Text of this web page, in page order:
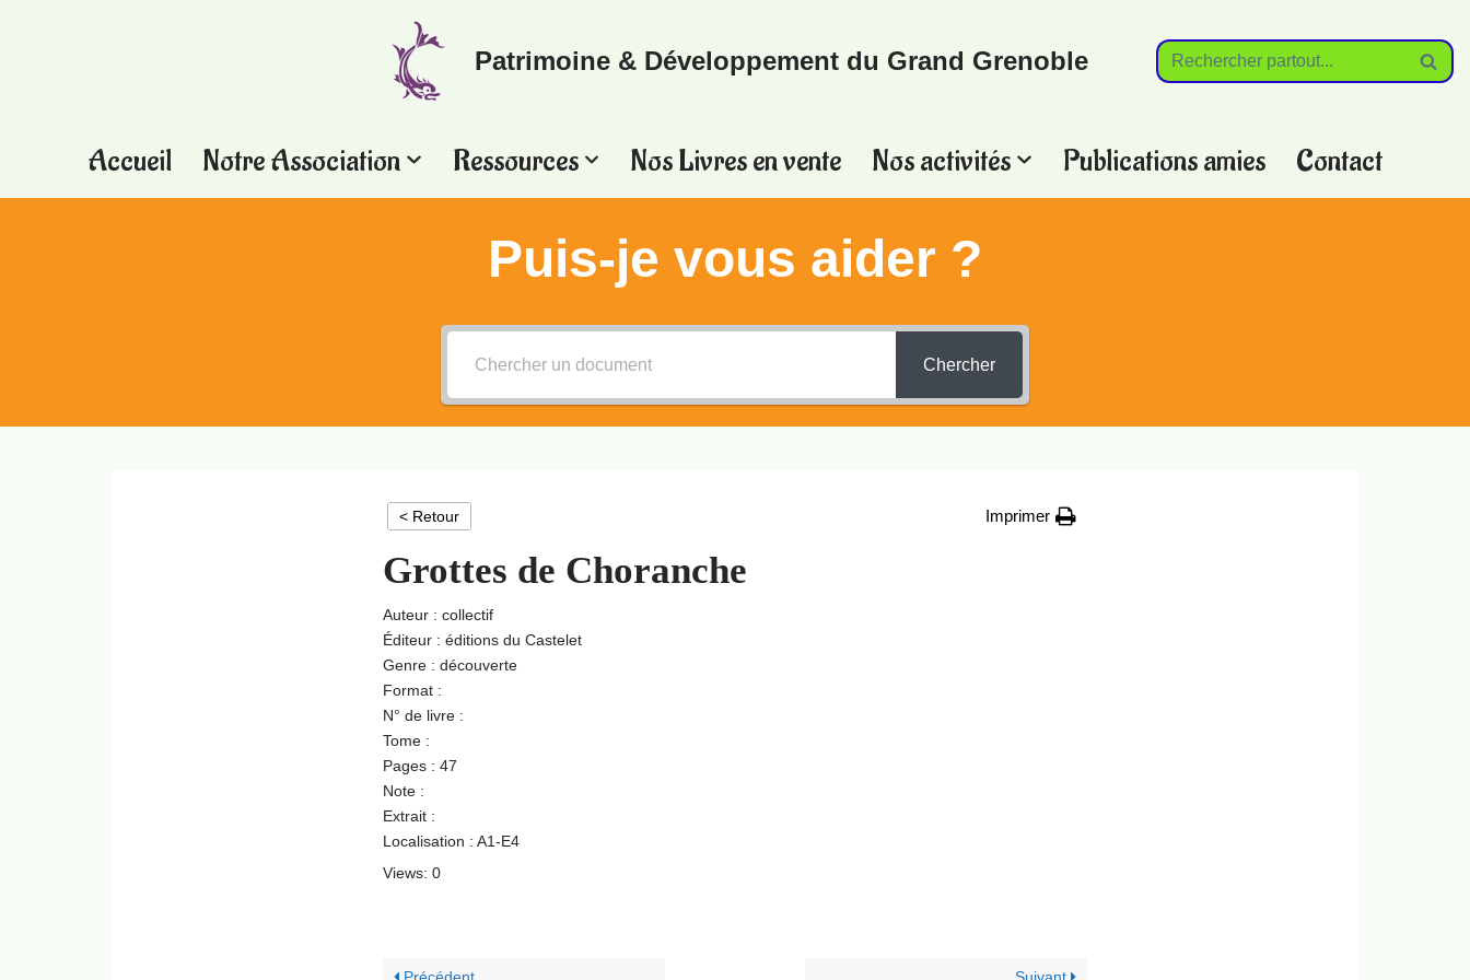
Patrimoine & Développement du Grand Grenoble
Accueil Notre Association Ressources Nos Livres en vente Nos activités Publications amies Contact
Puis-je vous aider ?
Chercher
< Retour Imprimer
Grottes de Choranche
Auteur : collectif
Éditeur : éditions du Castelet
Genre : découverte
Format :
N° de livre :
Tome :
Pages : 47
Note :
Extrait :
Localisation : A1-E4
Views: 0